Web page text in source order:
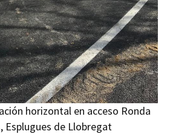
horizontal en acceso Ronda
Esplugues de Llobregat